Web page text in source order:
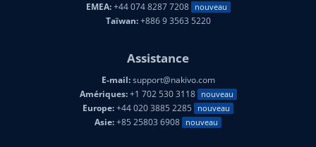
EMEA:+44 074 8287 7208 nouveau
Taïwan:+886 9 3563 5220
Assistance
E-mail:support@nakivo.com
Amériques:+1 702 530 3118 nouveau
Europe:+44 020 3885 2285 nouveau
Asie:+85 25803 6908 nouveau